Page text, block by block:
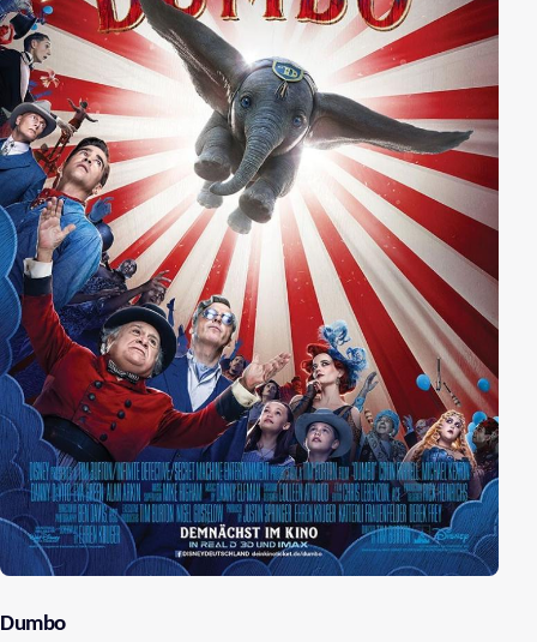
Dumbo